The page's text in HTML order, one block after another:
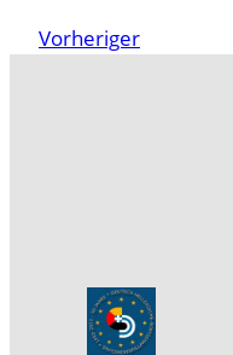
Vorheriger